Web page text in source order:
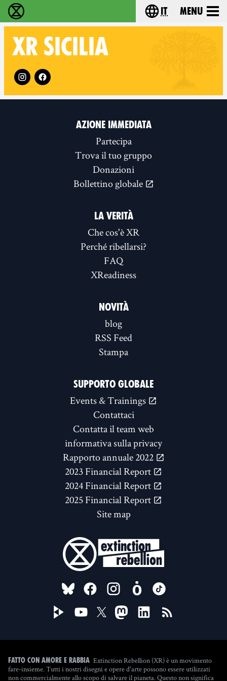
Extinction Rebellion - Home Choose your
it Menu
XR SICILIA
Follow XR Sicilia on
AZIONE IMMEDIATA
Partecipa
Trova il tuo gruppo
Donazioni
Bollettino globale
LA VERITÀ
Che cos'è XR
Perché ribellarsi?
FAQ
XReadiness
NOVITÀ
blog
RSS Feed
Stampa
SUPPORTO GLOBALE
Events & Trainings
Contattaci
Contatta il team web
informativa sulla privacy
Rapporto annuale 2022
2023 Financial Report
2024 Financial Report
2025 Financial Report
Site map
FOLLOW US ON
Fatto con amore e rabbia Extinction Rebellion (XR) è un movimento
fare-insieme. Tutti i nostri disegni e opere d'arte possono essere utilizzati
non commercialmente allo scopo di salvare il pianeta. Questo non significa